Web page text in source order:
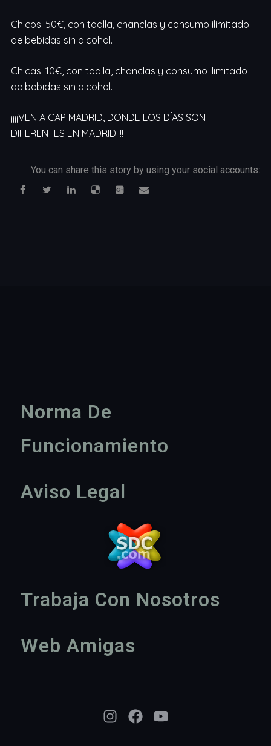
Chicos: 50€, con toalla, chanclas y consumo ilimitado
de bebidas sin alcohol.
Chicas: 10€, con toalla, chanclas y consumo ilimitado
de bebidas sin alcohol.
¡¡¡¡VEN A CAP MADRID, DONDE LOS DÍAS SON
DIFERENTES EN MADRID!!!!
You can share this story by using your social accounts:
Norma De
Funcionamiento
Aviso Legal
Trabaja Con Nosotros
Web Amigas
InstagramFacebookYouTube